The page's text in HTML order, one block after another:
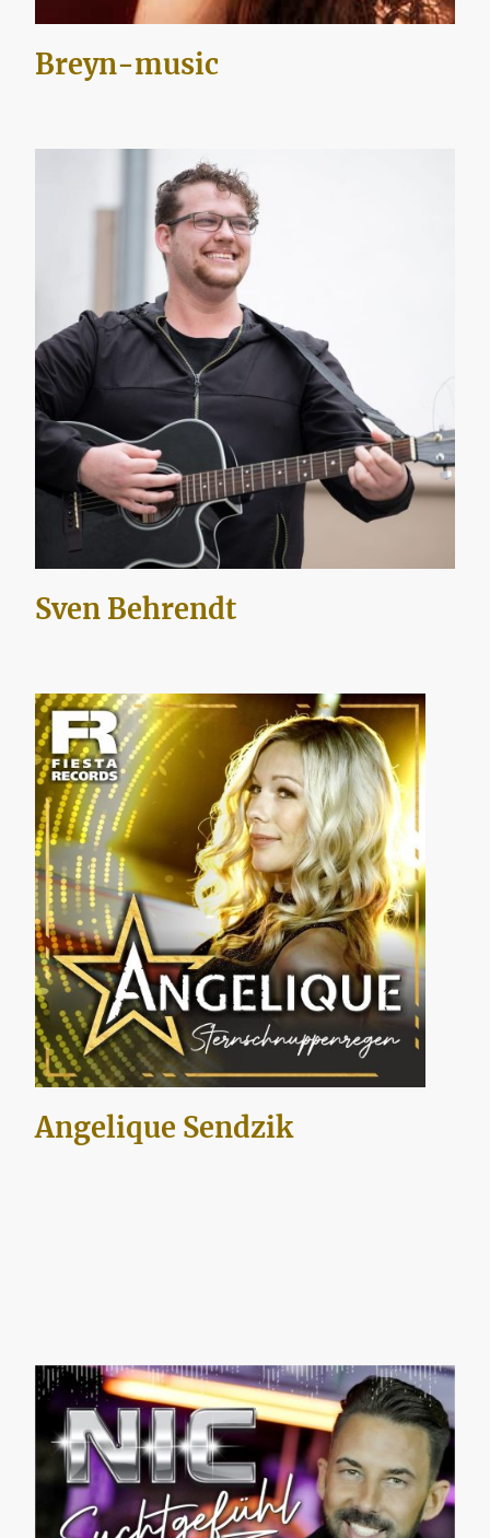
Breyn-music
Sven Behrendt
Angelique Sendzik